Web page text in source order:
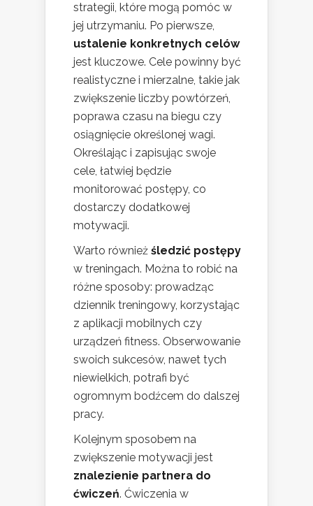
strategii, które mogą pomóc w
jej utrzymaniu. Po pierwsze,
ustalenie konkretnych celów
jest kluczowe. Cele powinny być
realistyczne i mierzalne, takie jak
zwiększenie liczby powtórzeń,
poprawa czasu na biegu czy
osiągnięcie określonej wagi.
Określając i zapisując swoje
cele, łatwiej będzie
monitorować postępy, co
dostarczy dodatkowej
motywacji.
Warto również śledzić postępy
w treningach. Można to robić na
różne sposoby: prowadząc
dziennik treningowy, korzystając
z aplikacji mobilnych czy
urządzeń fitness. Obserwowanie
swoich sukcesów, nawet tych
niewielkich, potrafi być
ogromnym bodźcem do dalszej
pracy.
Kolejnym sposobem na
zwiększenie motywacji jest
znalezienie partnera do
ćwiczeń. Ćwiczenia w